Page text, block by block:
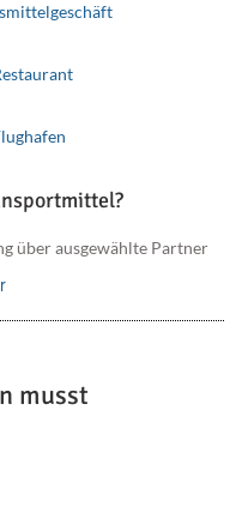
über ausgewählte Partner
musst